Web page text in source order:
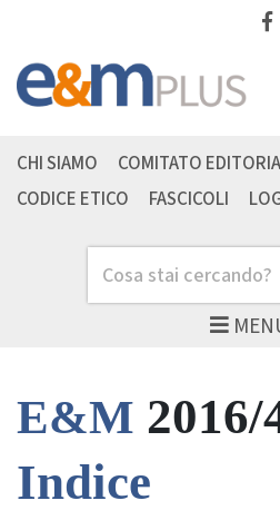
Cerca
CHI SIAMO COMITATO
CODICE ETICO
FASCICOLI
E&M 2016/
Indice